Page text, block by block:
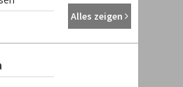
Alles zeigen